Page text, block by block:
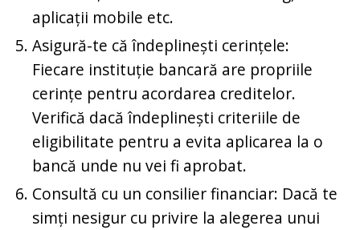
aplicații mobile etc.
Asigură-te că îndeplinești cerințele:
Fiecare instituție bancară are propriile
cerințe pentru acordarea creditelor.
Verifică dacă îndeplinești criteriile de
eligibilitate pentru a evita aplicarea la o
bancă unde nu vei fi aprobat.
Consultă cu un consilier financiar: Dacă te
simți nesigur cu privire la alegerea unui